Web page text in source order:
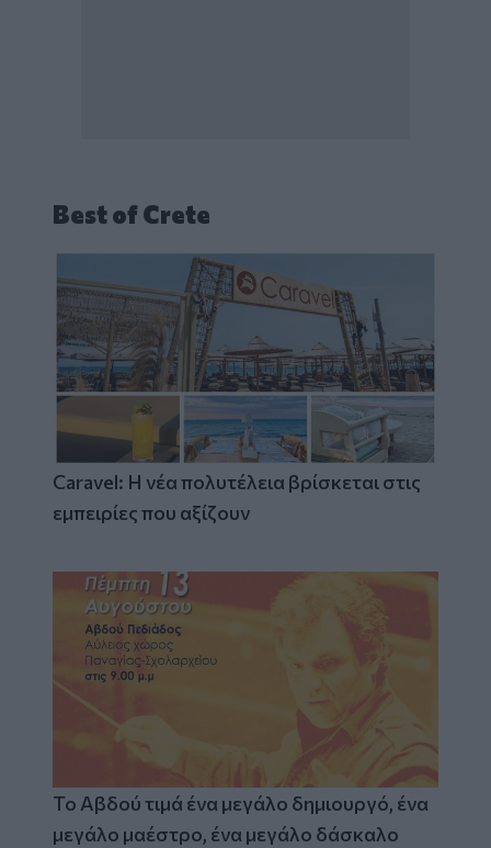
Best of Crete
Caravel: Η νέα πολυτέλεια βρίσκεται στις
εμπειρίες που αξίζουν
Το Αβδού τιμά ένα μεγάλο δημιουργό, ένα
μεγάλο μαέστρο, ένα μεγάλο δάσκαλο